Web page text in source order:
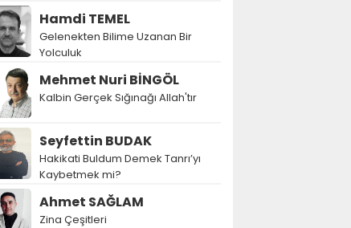
Hamdi TEMEL
Gelenekten Bilime Uzanan Bir
Yolculuk
Mehmet Nuri BİNGÖL
Kalbin Gerçek Sığınağı Allah'tır
Seyfettin BUDAK
Hakikati Buldum Demek Tanrı’yı
Kaybetmek mi?
Ahmet SAĞLAM
Zina Çeşitleri